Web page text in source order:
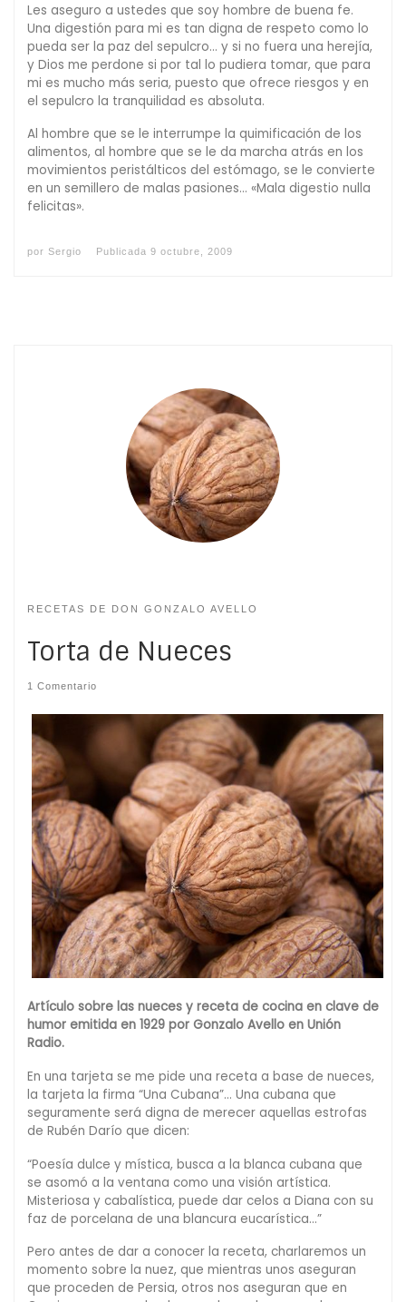
Les aseguro a ustedes que soy hombre de buena fe.
Una digestión para mi es tan digna de respeto como lo
pueda ser la paz del sepulcro… y si no fuera una herejía,
y Dios me perdone si por tal lo pudiera tomar, que para
mi es mucho más seria, puesto que ofrece riesgos y en
el sepulcro la tranquilidad es absoluta.
Al hombre que se le interrumpe la quimificación de los
alimentos, al hombre que se le da marcha atrás en los
movimientos peristálticos del estómago, se le convierte
en un semillero de malas pasiones… «Mala digestio nulla
felicitas».
por Sergio Publicada 9 octubre, 2009
RECETAS DE DON GONZALO AVELLO
Torta de Nueces
1 Comentario
Artículo sobre las nueces y receta de cocina en clave de
humor emitida en 1929 por Gonzalo Avello en Unión
Radio.
En una tarjeta se me pide una receta a base de nueces,
la tarjeta la firma “Una Cubana”… Una cubana que
seguramente será digna de merecer aquellas estrofas
de Rubén Darío que dicen:
“Poesía dulce y mística, busca a la blanca cubana que
se asomó a la ventana como una visión artística.
Misteriosa y cabalística, puede dar celos a Diana con su
faz de porcelana de una blancura eucarística…”
Pero antes de dar a conocer la receta, charlaremos un
momento sobre la nuez, que mientras unos aseguran
que proceden de Persia, otros nos aseguran que en